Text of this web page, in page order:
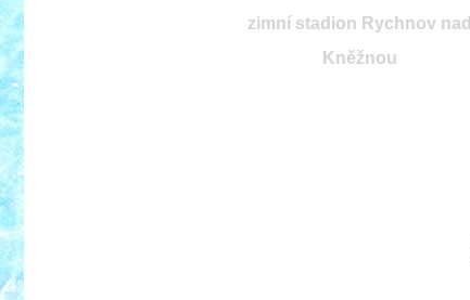
zimní stadion Rychnov nad
Kněžnou